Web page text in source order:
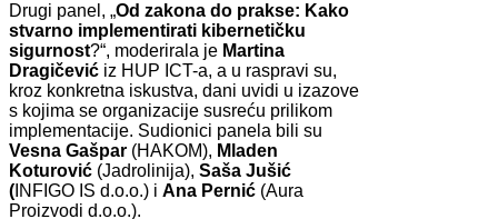
Drugi panel, „Od zakona do prakse: Kako
stvarno implementirati kibernetičku
sigurnost?“, moderirala je Martina
Dragičević iz HUP ICT-a, a u raspravi su,
kroz konkretna iskustva, dani uvidi u izazove
s kojima se organizacije susreću prilikom
implementacije. Sudionici panela bili su
Vesna Gašpar (HAKOM), Mladen
Koturović (Jadrolinija), Saša Jušić
( INFIGO IS d.o.o.) i Ana Pernić (Aura
Proizvodi d.o.o.).